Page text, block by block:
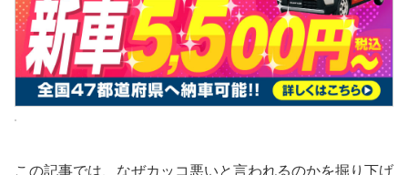
この記事では、なぜカッコ悪いと言われるのかを掘り下げ